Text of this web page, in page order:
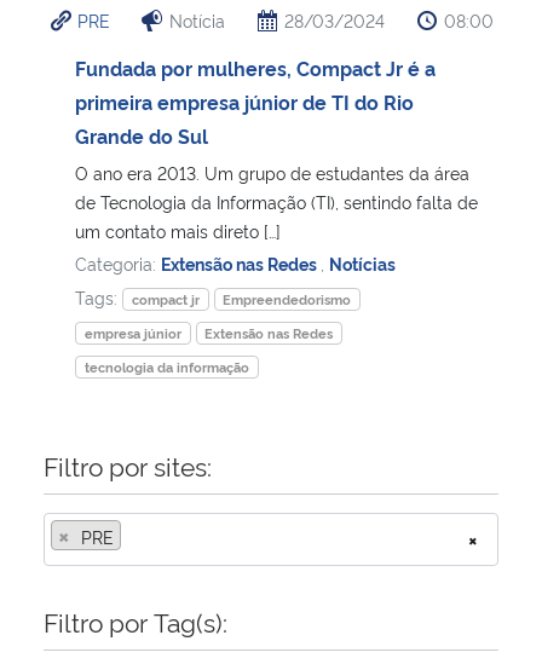
Ministério da Cidadania
Ministério de Minas e Energia
Ministério da Ciência, Tecnologia, Inovações e Comunicações
Ministério do Meio Ambiente
Ministério do Turismo
Controladoria-Geral da União
Ministério da Mulher, da Família e dos Direitos Humanos
PRE Notícia 28/03/2024 08:00
Fundada por mulheres, Compact Jr é a
primeira empresa júnior de TI do Rio
Grande do Sul
O ano era 2013. Um grupo de estudantes da área
de Tecnologia da Informação (TI), sentindo falta de
um contato mais direto […]
Categoria: Extensão nas Redes Notícias
Tags:
compact jr
Empreendedorismo
empresa júnior
Extensão nas Redes
tecnologia da informação
Filtro por sites:
×
× PRE
Filtro por Tag(s):